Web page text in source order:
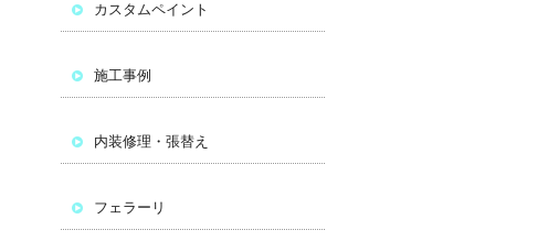
カスタムペイント
施工事例
内装修理・張替え
フェラーリ